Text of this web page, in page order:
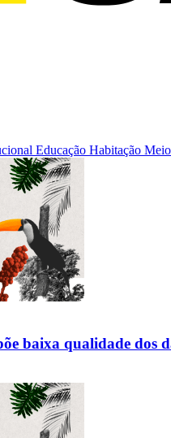
Educação Habitação
baixa qualidade dos